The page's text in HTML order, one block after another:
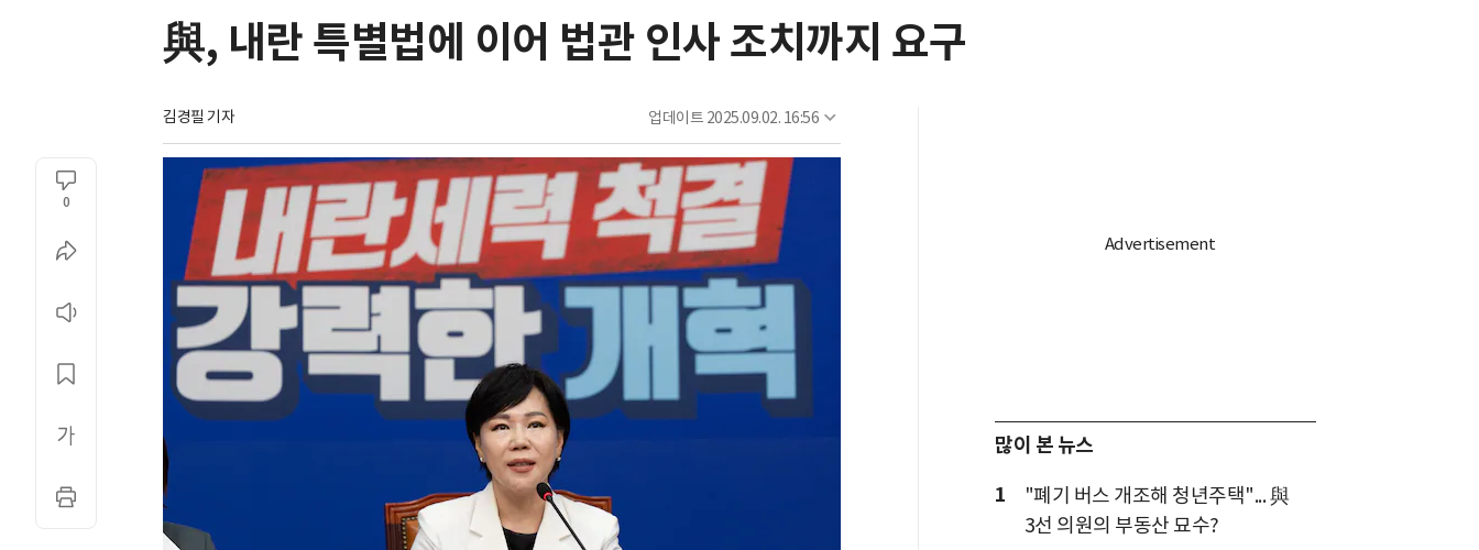
與, 내란 특별법에 이어 법관 인사 조치까지 요구
김경필 기자 업데이트 2025.09.02. 16:56
0
많이 본 뉴스
1
"폐기 버스 개조해 청년주택"... 與
3선 의원의 부동산 묘수?